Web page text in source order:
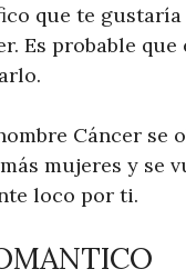
que te gustaría
Es probable que
Cáncer se
mujeres y se
loco por ti.